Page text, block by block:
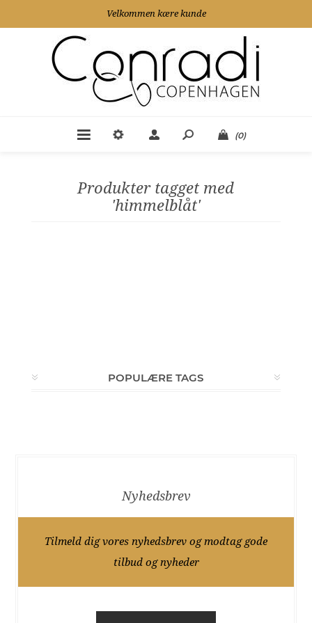
Velkommen kære kunde
(0)
Produkter tagget med
'himmelblåt'
POPULÆRE TAGS
Nyhedsbrev
Tilmeld dig vores nyhedsbrev og modtag gode
tilbud og nyheder